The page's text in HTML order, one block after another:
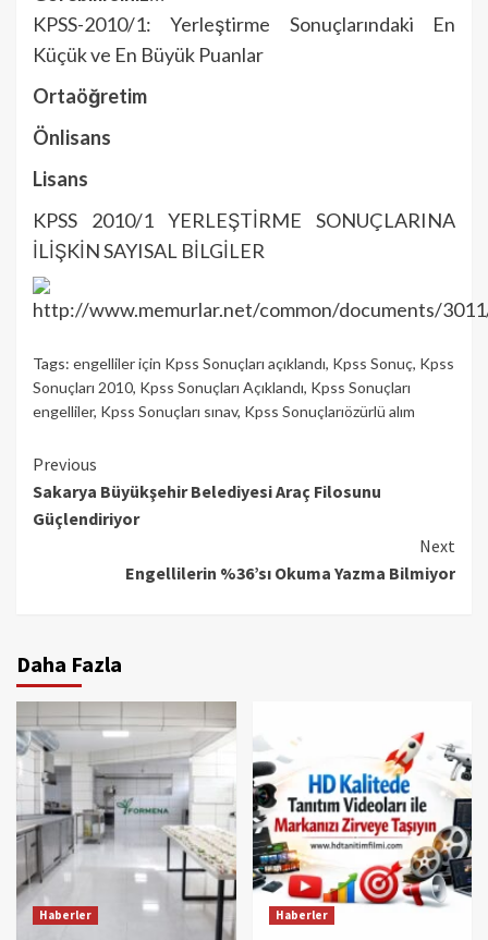
KPSS-2010/1: Yerleştirme Sonuçlarındaki En
Küçük ve En Büyük Puanlar
Ortaöğretim
Önlisans
Lisans
KPSS 2010/1 YERLEŞTİRME SONUÇLARINA
İLİŞKİN SAYISAL BİLGİLER
Tags: engelliler için Kpss Sonuçları açıklandı, Kpss Sonuç, Kpss
Sonuçları 2010, Kpss Sonuçları Açıklandı, Kpss Sonuçları
engelliler, Kpss Sonuçları sınav, Kpss Sonuçlarıözürlü alım
Continue
Reading
Previous
Sakarya Büyükşehir Belediyesi Araç Filosunu
Güçlendiriyor
Next
Engellilerin %36’sı Okuma Yazma Bilmiyor
Daha Fazla
Haberler Haberler